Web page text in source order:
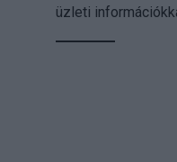
üzleti